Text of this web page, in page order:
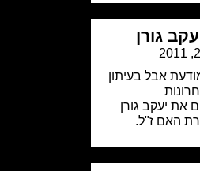
בעיתון
גורן